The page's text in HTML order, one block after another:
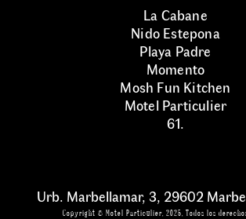
La Cabane
Nido Estepona
Playa Padre
Momento
Mosh Fun Kitchen
Motel Particulier
61.
Urb. Marbellamar, 3, 29602
Copyright © Motel Particulier, 2025, Todos los